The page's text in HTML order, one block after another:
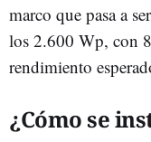
marco que pasa a
los 2.600 Wp, con
rendimiento
¿Cómo se